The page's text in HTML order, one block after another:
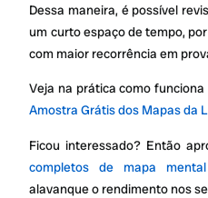
Dessa maneira, é possível
um curto espaço de tempo,
com maior recorrência em
Veja na prática como
Amostra Grátis dos Mapas da
Ficou interessado? Então
completos de mapa
alavanque o rendimento nos